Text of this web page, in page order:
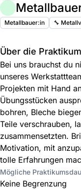
Metallbauer:in 🔧
Über die
Bei uns brauchst du
unseres
Projekten mit Hand
Übungsstücken
bohren, Bleche
Teile verschrauben,
zusammensetzten.
Motivation, mit
tolle Erfahrungen
Mögliche
Keine Begrenzung